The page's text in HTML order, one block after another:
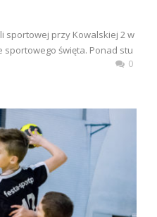
sportowej przy Kowalskiej 2 w
sportowego święta. Ponad stu
0